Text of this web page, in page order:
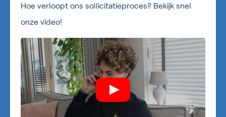
Hoe verloopt ons sollicitatieproces? Bekijk snel
onze video!